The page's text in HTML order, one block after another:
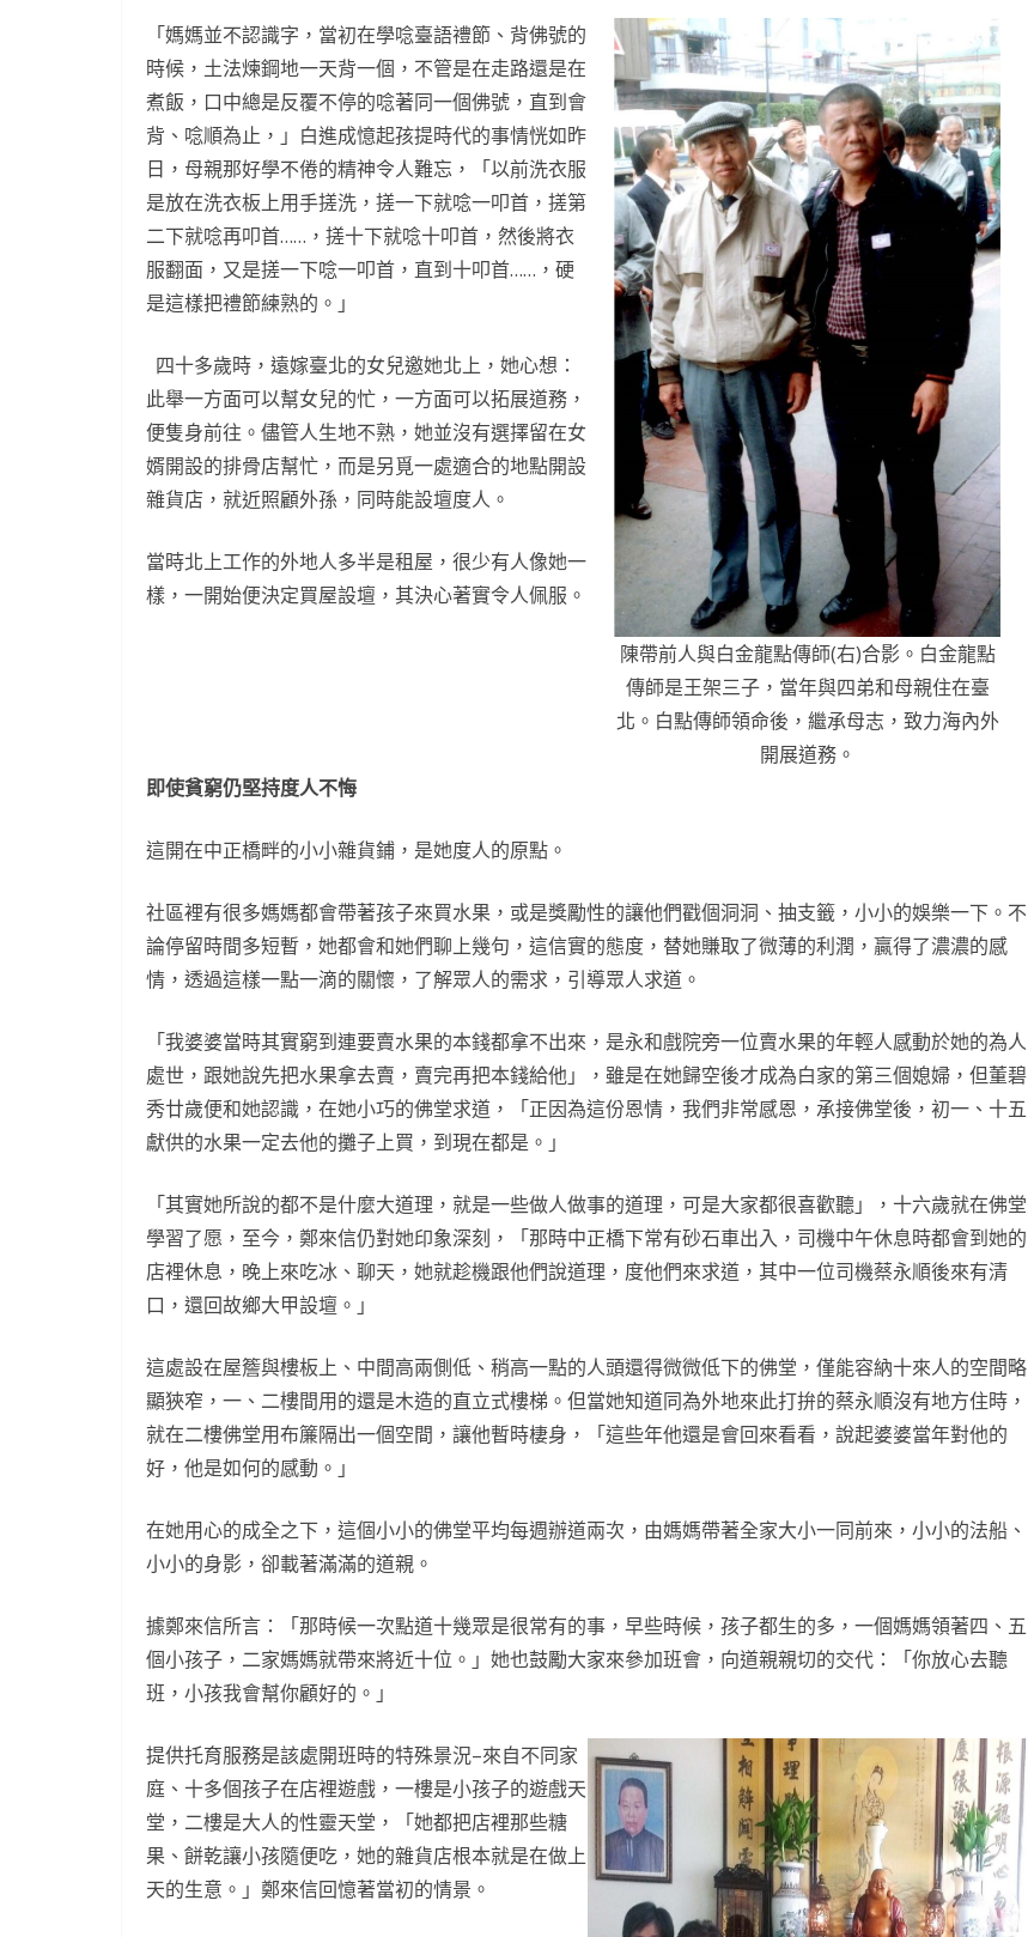
「媽媽並不認識字，當初在學唸臺語禮節、背佛號的
時候，土法煉鋼地一天背一個，不管是在走路還是在
煮飯，口中總是反覆不停的唸著同一個佛號，直到會
背、唸順為止，」白進成憶起孩提時代的事情恍如昨
日，母親那好學不倦的精神令人難忘，「以前洗衣服
是放在洗衣板上用手搓洗，搓一下就唸一叩首，搓第
二下就唸再叩首……，搓十下就唸十叩首，然後將衣
服翻面，又是搓一下唸一叩首，直到十叩首……，硬
是這樣把禮節練熟的。」
四十多歲時，遠嫁臺北的女兒邀她北上，她心想：
此舉一方面可以幫女兒的忙，一方面可以拓展道務，
便隻身前往。儘管人生地不熟，她並沒有選擇留在女
婿開設的排骨店幫忙，而是另覓一處適合的地點開設
雜貨店，就近照顧外孫，同時能設壇度人。
當時北上工作的外地人多半是租屋，很少有人像她一
樣，一開始便決定買屋設壇，其決心著實令人佩服。
陳帶前人與白金龍點傳師(右)合影。白金龍點
傳師是王架三子，當年與四弟和母親住在臺
北。白點傳師領命後，繼承母志，致力海內外
開展道務。
即使貧窮仍堅持度人不悔
這開在中正橋畔的小小雜貨鋪，是她度人的原點。
社區裡有很多媽媽都會帶著孩子來買水果，或是獎勵性的讓他們戳個洞洞、抽支籤，小小的娛樂一下。不
論停留時間多短暫，她都會和她們聊上幾句，這信實的態度，替她賺取了微薄的利潤，贏得了濃濃的感
情，透過這樣一點一滴的關懷，了解眾人的需求，引導眾人求道。
「我婆婆當時其實窮到連要賣水果的本錢都拿不出來，是永和戲院旁一位賣水果的年輕人感動於她的為人
處世，跟她說先把水果拿去賣，賣完再把本錢給他」，雖是在她歸空後才成為白家的第三個媳婦，但董碧
秀廿歲便和她認識，在她小巧的佛堂求道，「正因為這份恩情，我們非常感恩，承接佛堂後，初一、十五
獻供的水果一定去他的攤子上買，到現在都是。」
「其實她所說的都不是什麼大道理，就是一些做人做事的道理，可是大家都很喜歡聽」，十六歲就在佛堂
學習了愿，至今，鄭來信仍對她印象深刻，「那時中正橋下常有砂石車出入，司機中午休息時都會到她的
店裡休息，晚上來吃冰、聊天，她就趁機跟他們說道理，度他們來求道，其中一位司機蔡永順後來有清
口，還回故鄉大甲設壇。」
這處設在屋簷與樓板上、中間高兩側低、稍高一點的人頭還得微微低下的佛堂，僅能容納十來人的空間略
顯狹窄，一、二樓間用的還是木造的直立式樓梯。但當她知道同為外地來此打拚的蔡永順沒有地方住時，
就在二樓佛堂用布簾隔出一個空間，讓他暫時棲身，「這些年他還是會回來看看，說起婆婆當年對他的
好，他是如何的感動。」
在她用心的成全之下，這個小小的佛堂平均每週辦道兩次，由媽媽帶著全家大小一同前來，小小的法船、
小小的身影，卻載著滿滿的道親。
據鄭來信所言：「那時候一次點道十幾眾是很常有的事，早些時候，孩子都生的多，一個媽媽領著四、五
個小孩子，二家媽媽就帶來將近十位。」她也鼓勵大家來參加班會，向道親親切的交代：「你放心去聽
班，小孩我會幫你顧好的。」
提供托育服務是該處開班時的特殊景況–來自不同家
庭、十多個孩子在店裡遊戲，一樓是小孩子的遊戲天
堂，二樓是大人的性靈天堂，「她都把店裡那些糖
果、餅乾讓小孩隨便吃，她的雜貨店根本就是在做上
天的生意。」鄭來信回憶著當初的情景。